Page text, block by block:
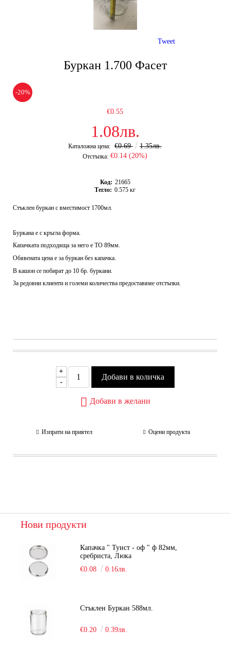
Буркан 1.700 Фасет
-20%
€0.55
1.08лв.
Каталожна цена: €0.69 1.35лв.
Отстъпка: €0.14 (20%)
Код: 21665
Тегло: 0.575 кг
Стъклен буркан с вместимост 1700мл.
Буркана е с кръгла форма.
Капачката подходяща за него е ТО 89мм.
Обявената цена е за буркан без капачка.
В кашон се побират до 10 бр. буркани.
За редовни клиенти и големи количества предоставяме отстъпки.
+
-
Добави в желани
Изпрати на приятел Оцени продукта
Tweet
Нови продукти
Капачка " Туист - оф " ф 82мм,
сребриста, Люка
€0.08
0.16лв.
Стъклен Буркан 588мл.
€0.20 0.39лв.